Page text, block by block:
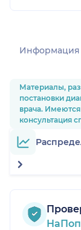
Информация
Материалы,
постановки
врача.
консультация